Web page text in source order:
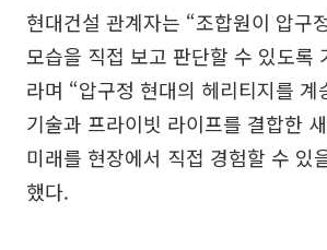
현대건설 관계자는 “조합원이 압구
모습을 직접 보고 판단할 수 있도록
라며 “압구정 현대의 헤리티지를 계
기술과 프라이빗 라이프를 결합한
미래를 현장에서 직접 경험할 수 있
했다.